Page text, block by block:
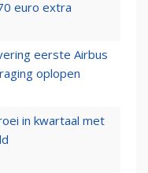
euro extra
eerste Airbus
oplopen
in kwartaal met